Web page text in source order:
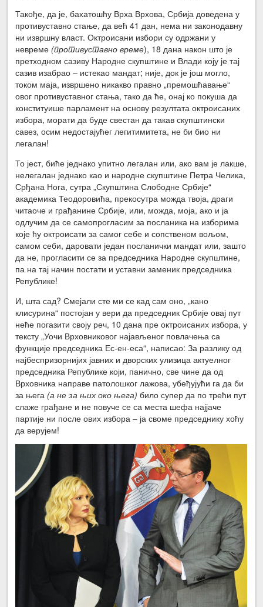
Такође, да је, бахатошћу Врха Врхова, Србија доведена у
противуставно стање, да већ 41 дан, нема ни законодавну
ни извршну власт. Октроисани избори су одржани у
невреме (противуставно време), 18 дана након што је
претходном сазиву Народне скупштине и Влади коју је тај
сазив изабрао – истекао мандат; није, док је још могло,
током маја, извршено никакво правно „премошћавање“
овог противуставног стања, тако да ће, онај ко покуша да
конституише парламент на основу резултата октроисаних
избора, морати да буде свестан да такав скупштински
савез, осим недостајућег легитимитета, не би био ни
легалан!
То јест, биће једнако упитно легалан или, ако вам је лакше,
нелегалан једнако као и народне скупштине Петра Челика,
Срђана Нога, сутра „Скупштина Слободне Србије“
академика Теодоровића, прекосутра можда твоја, драги
читаоче и грађанине Србије, или, можда, моја, ако и ја
одлучим да се самопрогласим за посланика на изборима
које ћу октроисати за самог себе и сопственом вољом,
самом себи, даровати један посланички мандат или, зашто
да не, прогласити се за председника Народне скупштине,
па на тај начин постати и уставни заменик председника
Републике!
И, шта сад? Смејали сте ми се кад сам оно, „кано
клисурина“ постојан у вери да председник Србије овај пут
неће погазити своју реч, 10 дана пре октроисаних избора, у
тексту „Уочи Врховниковог најављеног повлачења са
функције председника Ес-ен-еса“, написао: За разлику од
најбеспризорнијих јавних и дворских улизица актуелног
председника Републике који, панично, све чине да од
Врховника направе патолошког лажова, убеђујући га да би
за њега (а не за њих око њега)било супер да по трећи пут
слаже грађане и не повуче се са места шефа најјаче
партије ни после ових избора – ја своме председнику хоћу
да верујем!